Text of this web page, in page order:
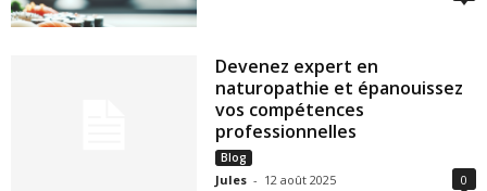
Devenez expert en
naturopathie et épanouissez
vos compétences
professionnelles
Blog
Jules - 12 août 2025 0